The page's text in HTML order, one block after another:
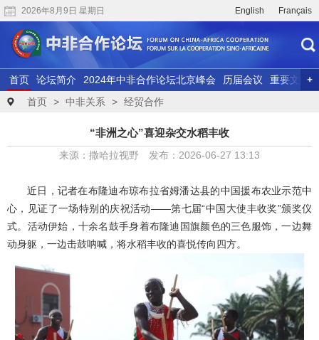
2026年8月9日 星期日 English Français
首页 论坛简介 2024年中非合作论坛北京峰会 历届会议
重要文献
联合研究
精彩视频
首页 > 中非关系 > 经贸合作
“非洲之心”喜迎杂交水稻丰收
来源：撒哈拉视野 发布：2026-06-27 13:13
近日，记者在布隆迪布琼布拉省姆潘达县的中国援布农业示范中
心，见证了一场特别的庆祝活动——第七届“中国大使丰收奖”颁奖仪
式。活动伊始，十余名鼓手身着布隆迪国旗颜色的三色服饰，一边舞
动身躯，一边击鼓呐喊，将水稻丰收的喜悦传向四方。